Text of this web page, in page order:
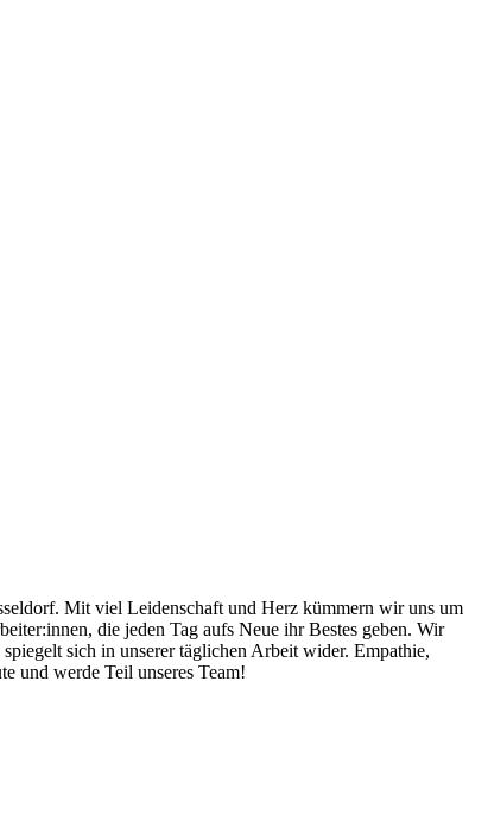
Mit viel Leidenschaft und Herz kümmern wir uns um
die jeden Tag aufs Neue ihr Bestes geben. Wir
sich in unserer täglichen Arbeit wider. Empathie,
und werde Teil unseres Team!